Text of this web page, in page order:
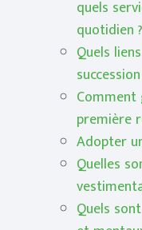
quels
quotidien ?
Quels
Comment
première
Adopter
Quelles
Quels